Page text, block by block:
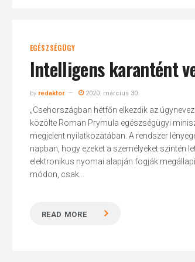
EGÉSZSÉGÜGY
Intelligens karantént
by redaktor 2020. március 30.
„Csehországban hétfőn elkezdik az
közölte Roman Prymula egészségügyi
megjelent nyilatkozatában. A rendszer
napban, hogy ezeket a személyeket szintén
elektronikus nyomai alapján fogják
módon, csak...
READ MORE